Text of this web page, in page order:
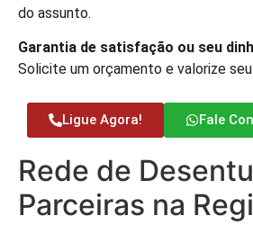
do assunto.
Garantia de satisfação ou seu
Solicite um orçamento e valorize
Ligue Agora! Fale
Rede de
Parceiras na